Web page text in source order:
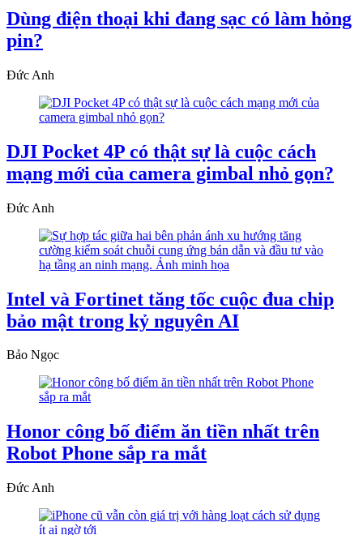
Dùng điện thoại khi đang sạc có làm hỏng
pin?
Đức Anh
DJI Pocket 4P có thật sự là cuộc cách
mạng mới của camera gimbal nhỏ gọn?
Đức Anh
Intel và Fortinet tăng tốc cuộc đua chip
bảo mật trong kỷ nguyên AI
Bảo Ngọc
Honor công bố điểm ăn tiền nhất trên
Robot Phone sắp ra mắt
Đức Anh